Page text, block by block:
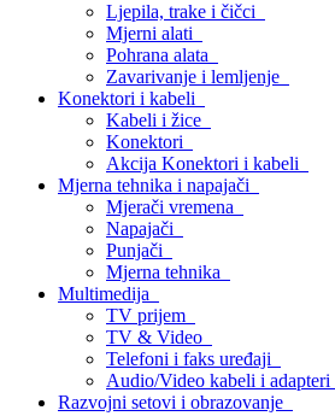
Ljepila, trake i čičci
Mjerni alati
Pohrana alata
Zavarivanje i lemljenje
Konektori i kabeli
Kabeli i žice
Konektori
Akcija Konektori i kabeli
Mjerna tehnika i napajači
Mjerači vremena
Napajači
Punjači
Mjerna tehnika
Multimedija
TV prijem
TV & Video
Telefoni i faks uređaji
Audio/Video kabeli i adapteri
Razvojni setovi i obrazovanje